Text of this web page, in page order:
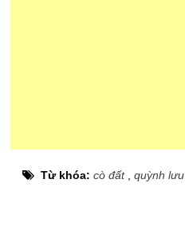
Từ khóa:cò đất,quỳnh lưu